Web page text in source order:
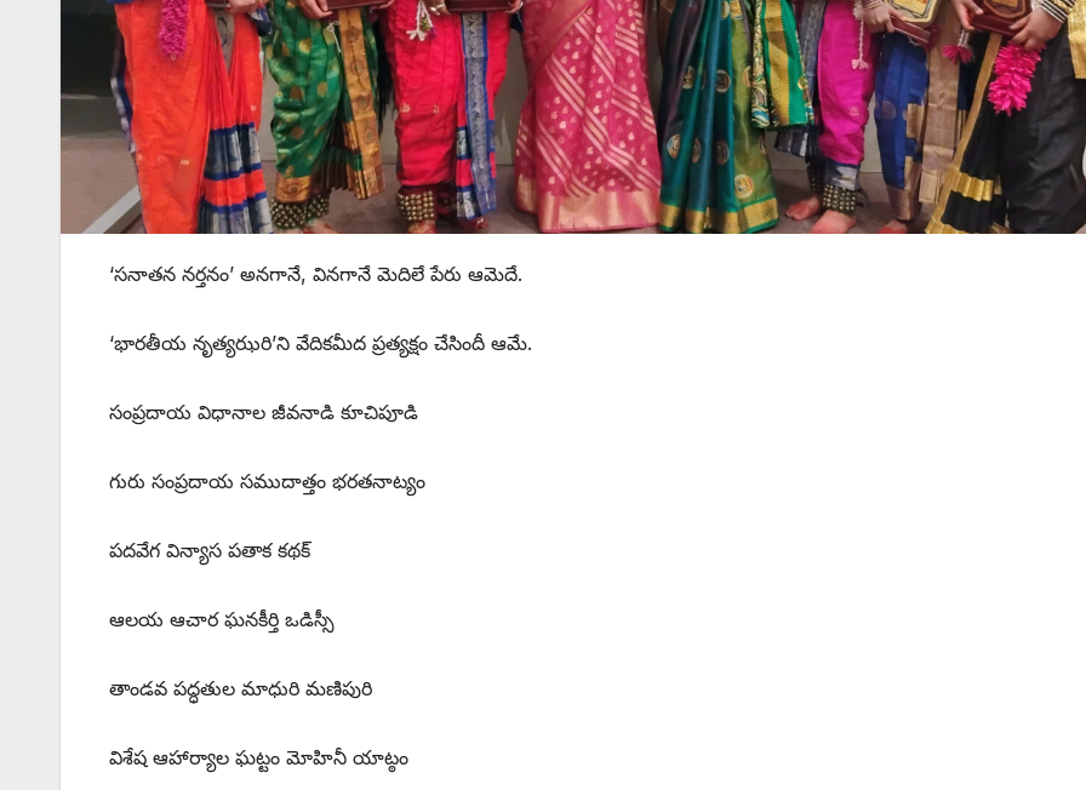
‘‌సనాతన నర్తనం’ అనగానే, వినగానే మెదిలే పేరు ఆమెదే.
‘భారతీయ నృత్యఝరి’ని వేదికమీద ప్రత్యక్షం చేసిందీ ఆమే.
సంప్రదాయ విధానాల జీవనాడి కూచిపూడి
గురు సంప్రదాయ సముదాత్తం భరతనాట్యం
పదవేగ విన్యాస పతాక కథక్‌
ఆలయ ఆచార ఘనకీర్తి ఒడిస్సీ
తాండవ పద్ధతుల మాధురి మణిపురి
విశేష ఆహార్యాల ఘట్టం మోహినీ యాట్ఠం